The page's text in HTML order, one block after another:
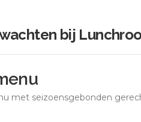
bij
met seizoensgebonden